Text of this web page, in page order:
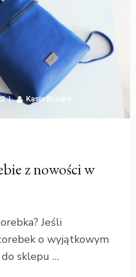
Kasia Kraśko
z nowości w
Jeśli
o wyjątkowym
do sklepu …